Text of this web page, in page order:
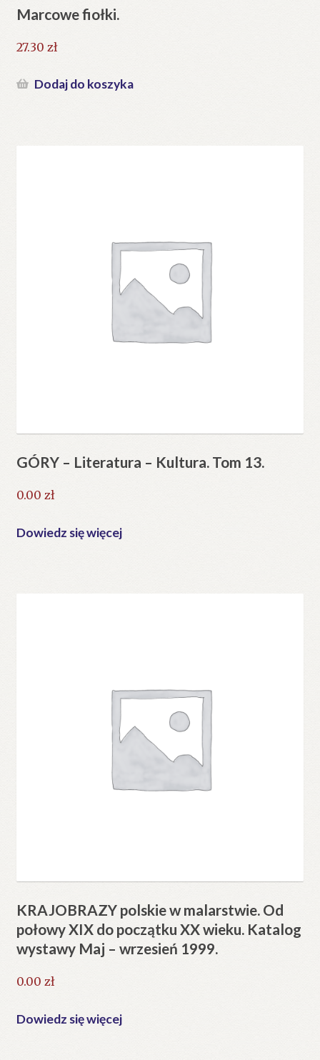
Marcowe fiołki.
27.30 zł
Dodaj do koszyka
GÓRY – Literatura – Kultura. Tom 13.
0.00 zł
Dowiedz się więcej
KRAJOBRAZY polskie w malarstwie. Od
połowy XIX do początku XX wieku. Katalog
wystawy Maj – wrzesień 1999.
0.00 zł
Dowiedz się więcej